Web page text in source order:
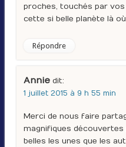
proches, touchés par
cette si belle planète là
Répondre
Annie dit :
1 juillet 2015 à 9 h 55 min
Merci de nous faire
magnifiques
belles les unes que les